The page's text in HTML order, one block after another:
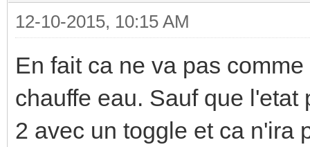
12-10-2015, 10:15 AM
En fait ca ne va pas
chauffe eau. Sauf que
2 avec un toggle et ca n'ira